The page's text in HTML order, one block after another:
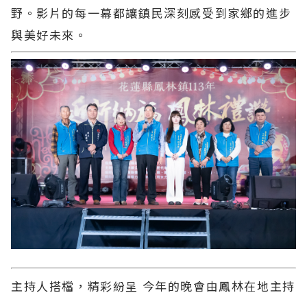
野。影片的每一幕都讓鎮民深刻感受到家鄉的進步
與美好未來。
主持人搭檔，精彩紛呈 今年的晚會由鳳林在地主持